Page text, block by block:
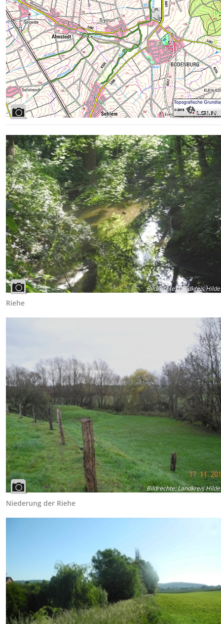
Bildrechte:
Bildrechte:Landkreis
Riehe
Bildrechte:Landkreis
Niederung der Riehe